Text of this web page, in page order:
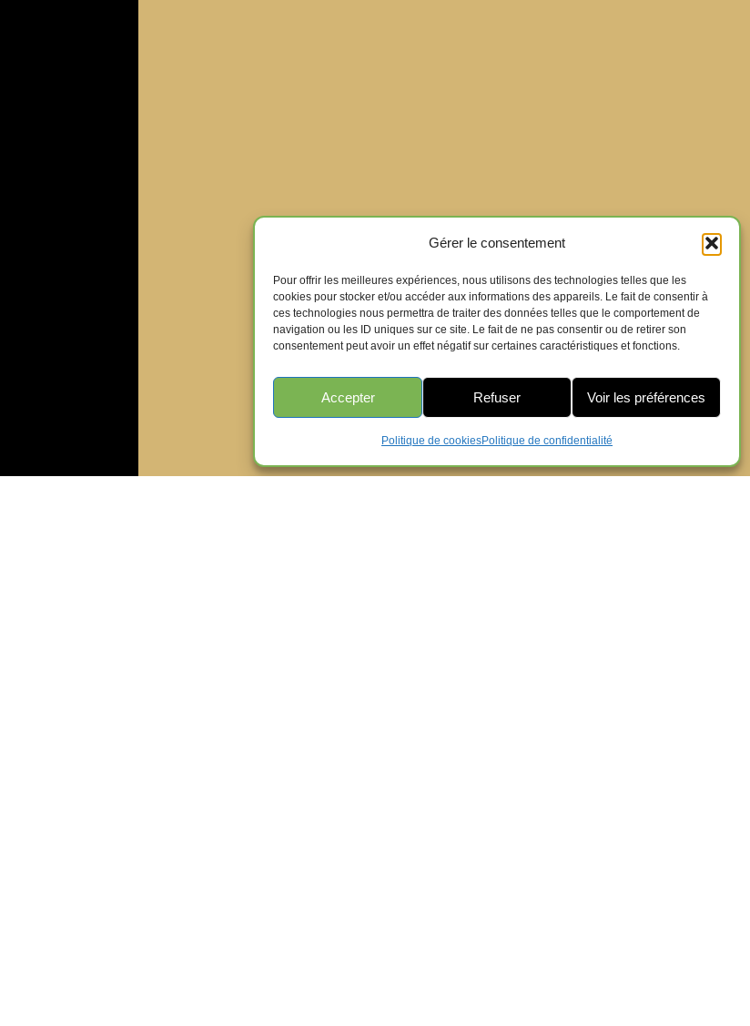
Gérer le consentement
Pour offrir les meilleures expériences, nous utilisons des technologies telles que les
cookies pour stocker et/ou accéder aux informations des appareils. Le fait de consentir à
ces technologies nous permettra de traiter des données telles que le comportement de
navigation ou les ID uniques sur ce site. Le fait de ne pas consentir ou de retirer son
consentement peut avoir un effet négatif sur certaines caractéristiques et fonctions.
Accepter Refuser Voir les préférences
Politique de cookiesPolitique de confidentialité